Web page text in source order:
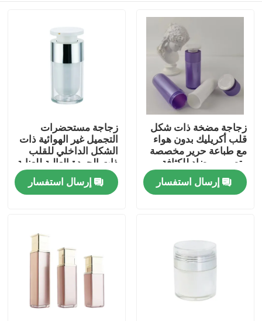
منتجات
زجاجة مضخة ذات شكل
قلب أكريليك بدون هواء
مع طباعة حرير مخصصة
وتصميم مضاد للكثافة
للفصل التجميلي
إرسال استفسار
زجاجة مستحضرات
التجميل غير الهوائية ذات
الشكل الداخلي للقلب
ذات الجودة العالية للعناية
بالبشرة قابلة للتخصيص
في 15 مل 30 مل 50 مل
إرسال استفسار